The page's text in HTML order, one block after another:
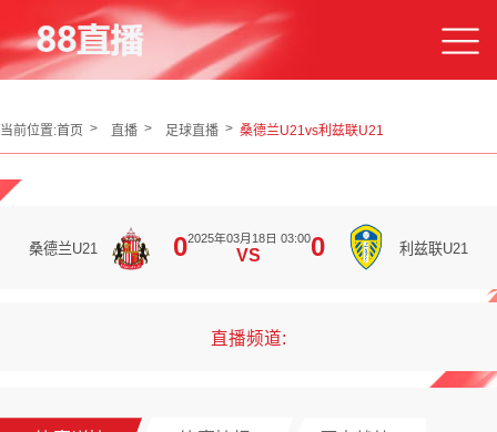
当前位置:首页 直播 足球直播 桑德兰U21vs利兹联U21
桑德兰U21 02025年03月18日 03:00
VS 0 利兹联U21
直播频道: